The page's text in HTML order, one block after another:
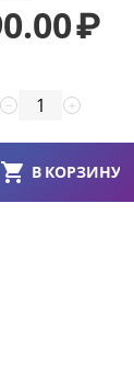
₽
+
−
В КОРЗИНУ